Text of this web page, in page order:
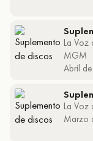
La Voz
MGM
Abril
La Voz
Marzo